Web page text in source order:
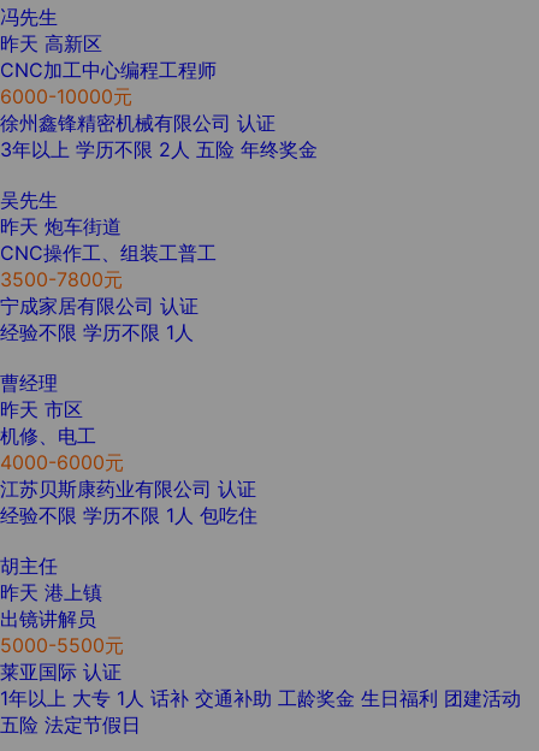
冯先生
昨天 高新区
CNC加工中心编程工程师
6000-10000元
徐州鑫锋精密机械有限公司 认证
3年以上 学历不限 2人 五险 年终奖金
吴先生
昨天 炮车街道
CNC操作工、组装工普工
3500-7800元
宁成家居有限公司 认证
经验不限 学历不限 1人
曹经理
昨天 市区
机修、电工
4000-6000元
江苏贝斯康药业有限公司 认证
经验不限 学历不限 1人 包吃住
胡主任
昨天 港上镇
出镜讲解员
5000-5500元
莱亚国际 认证
1年以上 大专 1人 话补 交通补助 工龄奖金 生日福利 团建活动
五险 法定节假日